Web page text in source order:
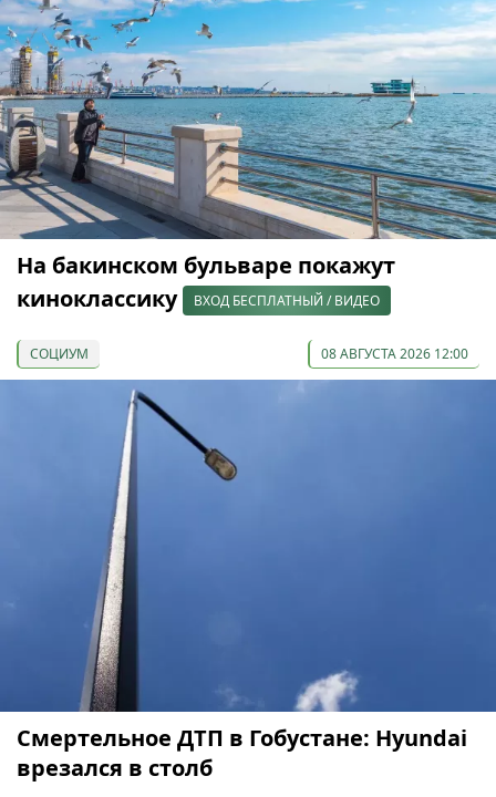
На бакинском бульваре покажут
киноклассику
ВХОД БЕСПЛАТНЫЙ / ВИДЕО
СОЦИУМ 08 АВГУСТА 2026 12:00
Смертельное ДТП в Гобустане: Hyundai
врезался в столб